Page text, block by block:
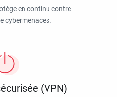
en continu contre
cybermenaces.
(VPN)